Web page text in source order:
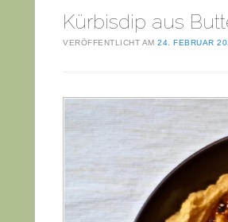
Kürbisdip aus
VERÖFFENTLICHT AM 24. FEBRUAR